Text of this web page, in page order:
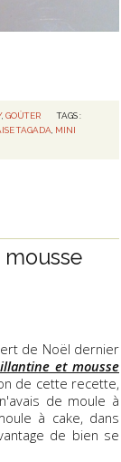
, GOÛTER
TAGS :
TAGADA MINI
de Noël dernier
et mousse
de cette recette,
de moule à
à cake, dans
de bien se